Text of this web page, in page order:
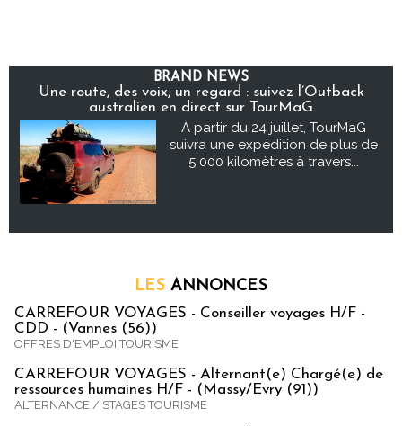
BRAND NEWS
Une route, des voix, un regard : suivez l’Outback
australien en direct sur TourMaG
À partir du 24 juillet, TourMaG
suivra une expédition de plus de
5 000 kilomètres à travers...
LES ANNONCES
CARREFOUR VOYAGES - Conseiller voyages H/F -
CDD - (Vannes (56))
OFFRES D'EMPLOI TOURISME
CARREFOUR VOYAGES - Alternant(e) Chargé(e) de
ressources humaines H/F - (Massy/Evry (91))
ALTERNANCE / STAGES TOURISME